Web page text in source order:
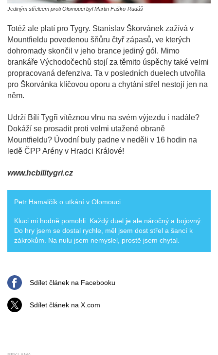
Petr Hamalčík o utkání v Olomouci
Kluci mi hodně pomohli. Každý duel je ale náročný a bojovný.
Do hry jsem se dostal rychle, měl jsem dost střel a šancí k
zákrokům. Na nulu jsem nemyslel, prostě jsem chytal.
Jediným střelcem proti Olomouci byl Martin Faško-Rudáš
Totéž ale platí pro Tygry. Stanislav Škorvánek zažívá v
Mountfieldu povedenou šňůru čtyř zápasů, ve kterých
dohromady skončil v jeho brance jediný gól. Mimo
brankáře Východočechů stojí za těmito úspěchy také velmi
propracovaná defenziva. Ta v posledních duelech utvořila
pro Škorvánka klíčovou oporu a chytání střel nestojí jen na
něm.
Udrží Bílí Tygři vítěznou vlnu na svém výjezdu i nadále?
Dokáží se prosadit proti velmi utažené obraně
Mountfieldu? Úvodní buly padne v neděli v 16 hodin na
ledě ČPP Arény v Hradci Králové!
www.hcbilitygri.cz
Sdílet článek na Facebooku
Sdílet článek na X.com